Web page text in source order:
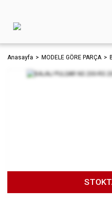
Anasayfa MODELE GÖRE PARÇA